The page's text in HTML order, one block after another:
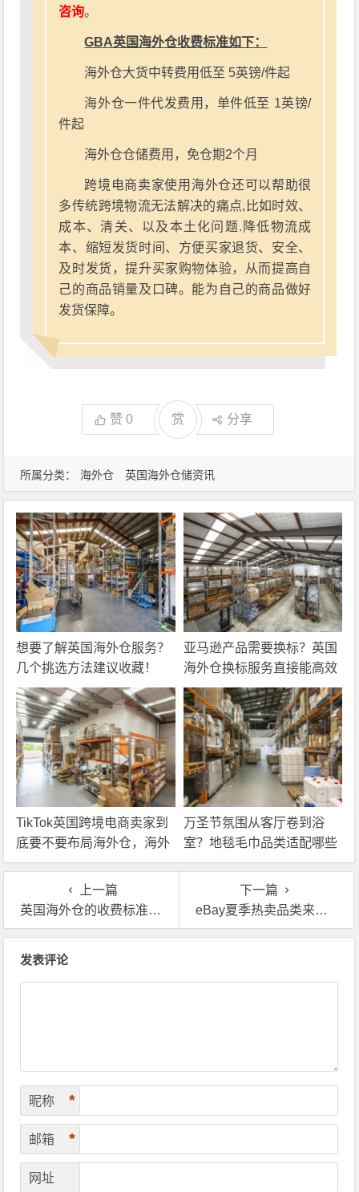
所属分类： 海外仓 英国海外仓储资讯
咨询。
GBA英国海外仓收费标准如下：
海外仓大货中转费用低至 5英镑/件起
海外仓一件代发费用，单件低至 1英镑/
件起
海外仓仓储费用，免仓期2个月
跨境电商卖家使用海外仓还可以帮助很
多传统跨境物流无法解决的痛点,比如时效、
成本、清关、以及本土化问题.降低物流成
本、缩短发货时间、方便买家退货、安全、
及时发货，提升买家购物体验，从而提高自
己的商品销量及口碑。能为自己的商品做好
发货保障。
赞0 赏 分享
想要了解英国海外仓服务？
几个挑选方法建议收藏！
亚马逊产品需要换标？英国
海外仓换标服务直接能高效
解决！
TikTok英国跨境电商卖家到
底要不要布局海外仓，海外
仓优势分析！
万圣节氛围从客厅卷到浴
室？地毯毛巾品类适配哪些
海外仓服务？
上一篇
英国海外仓的收费标准到底是怎样的呀？有没有人能说清楚
下一篇
eBay夏季热卖品类来了，英国自营海外仓一件代发怎么用？
发表评论
昵称 *
邮箱 *
网址